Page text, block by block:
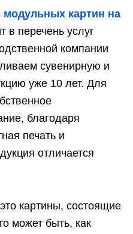
модульных картин на
в перечень услуг
компании
сувенирную и
уже 10 лет. Для
благодаря
печать и
отличается
картины, состоящие
может быть, как